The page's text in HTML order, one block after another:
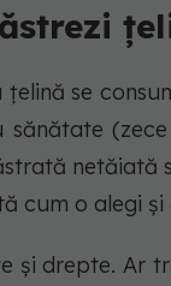
se
netăiată
cum o alegi și
și drepte. Ar